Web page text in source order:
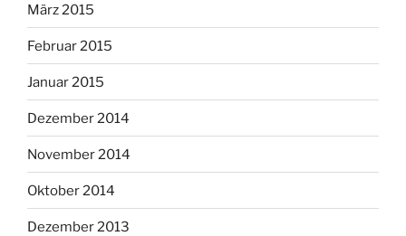
März 2015
Februar 2015
Januar 2015
Dezember 2014
November 2014
Oktober 2014
Dezember 2013